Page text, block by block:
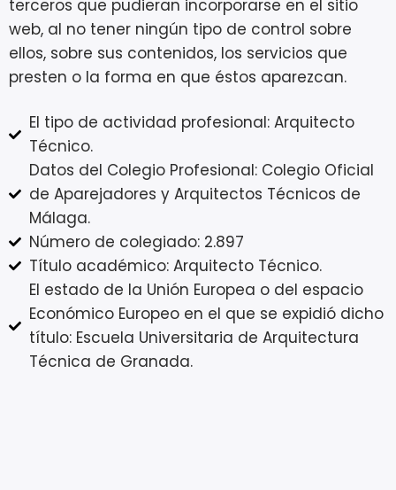
terceros que pudieran incorporarse en el sitio
web, al no tener ningún tipo de control sobre
ellos, sobre sus contenidos, los servicios que
presten o la forma en que éstos aparezcan.
El tipo de actividad profesional: Arquitecto
Técnico.
Datos del Colegio Profesional: Colegio Oficial
de Aparejadores y Arquitectos Técnicos de
Málaga.
Número de colegiado: 2.897
Título académico: Arquitecto Técnico.
El estado de la Unión Europea o del espacio
Económico Europeo en el que se expidió dicho
título: Escuela Universitaria de Arquitectura
Técnica de Granada.